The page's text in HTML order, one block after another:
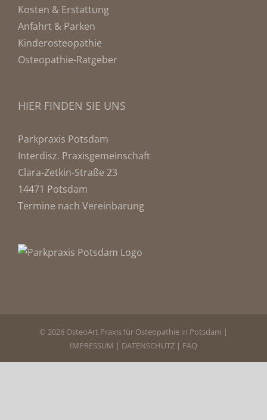
Kosten & Erstattung
Anfahrt & Parken
Kinderosteopathie
Osteopathie-Ratgeber
HIER FINDEN SIE UNS
Parkpraxis Potsdam
Interdisz. Praxisgemeinschaft
Clara-Zetkin-Straße 23
14471 Potsdam
Termine nach Vereinbarung
© 2026 OsteoArt Praxis für Osteopathie in Potsdam |
IMPRESSUM | DATENSCHUTZ | FAQ